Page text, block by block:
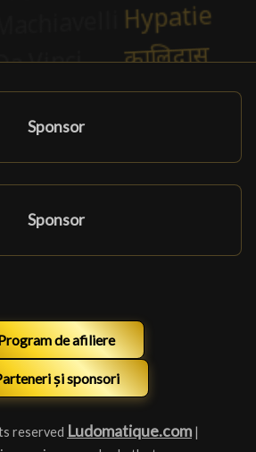
Sponsor
Sponsor
de afiliere
și sponsori
reserved Ludomatique.com |